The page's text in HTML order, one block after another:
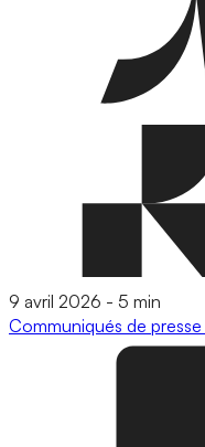
9 avril 2026 - 5 min
Communiqués de presse